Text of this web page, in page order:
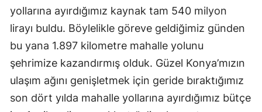
Kastamonu
Kayseri
Kırşehir
Kocaeli
yollarına ayırdığımız kaynak tam 540 milyon
lirayı buldu. Böylelikle göreve geldiğimiz günden
bu yana 1.897 kilometre mahalle yolunu
şehrimize kazandırmış olduk. Güzel Konya’mızın
ulaşım ağını genişletmek için geride bıraktığımız
son dört yılda mahalle yollarına ayırdığımız bütçe